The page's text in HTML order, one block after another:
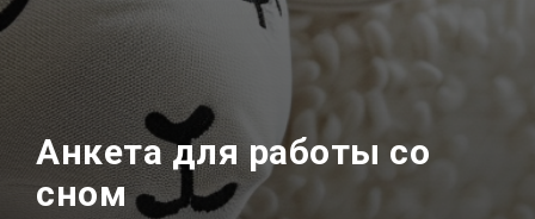
Анкета для работы со
сном